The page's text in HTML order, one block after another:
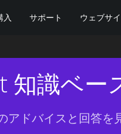
入 サポート ウェブサ
知識ベー
ドバイスと回答を